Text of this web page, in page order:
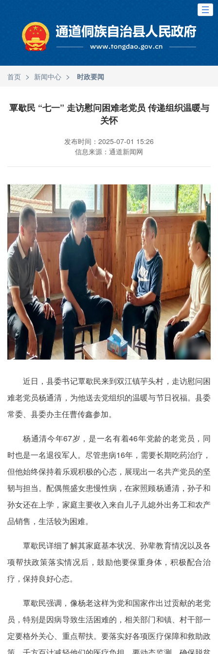
首页 > 新闻中心 > 时政要闻
覃歇民 “七一” 走访慰问困难老党员 传递组织温暖与
关怀
发布时间：2025-07-01 15:26
信息来源：通道新闻网
近日，县委书记覃歇民来到双江镇芋头村，走访慰问困
难老党员杨通清，为他送去党组织的温暖与节日祝福。县委
常委、县委办主任曹传鑫参加。
杨通清今年67岁，是一名有着46年党龄的老党员，同
时也是一名退役军人。尽管患病16年，需要长期吃药治疗，
但他始终保持着乐观积极的心态，展现出一名共产党员的坚
韧与担当。配偶熊盛女患慢性病，在家照顾杨通清，孙子和
孙女还在上学，家庭主要收入来自儿子儿媳外出务工和农产
品销售，生活较为困难。
覃歇民详细了解其家庭基本状况、孙辈教育情况以及各
项帮扶政策落实情况后，鼓励他要保重身体，积极配合治
疗，保持良好心态。
覃歇民强调，像杨老这样为党和国家作出过贡献的老党
员，特别是因病导致生活困难的，相关部门和镇、村干部一
定要格外关心、重点帮扶。要落实好各项医疗保障和救助政